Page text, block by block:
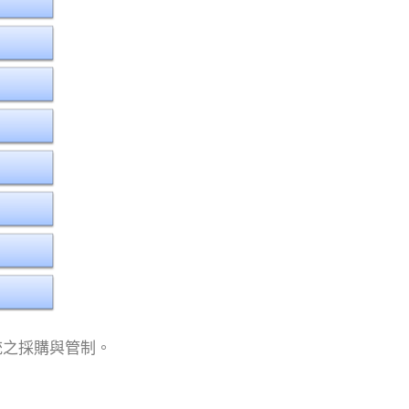
採購與管制。